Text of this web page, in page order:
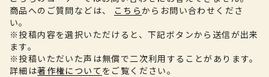
商品へのご質問などは、
こちらからお問い合わせくださ
い。
※投稿内容を選択いただけると、下記ボタンから送信が出来
ます。
※投稿いただいた声は無償で二次利用することがあります。
詳細は著作権について をご覧ください。